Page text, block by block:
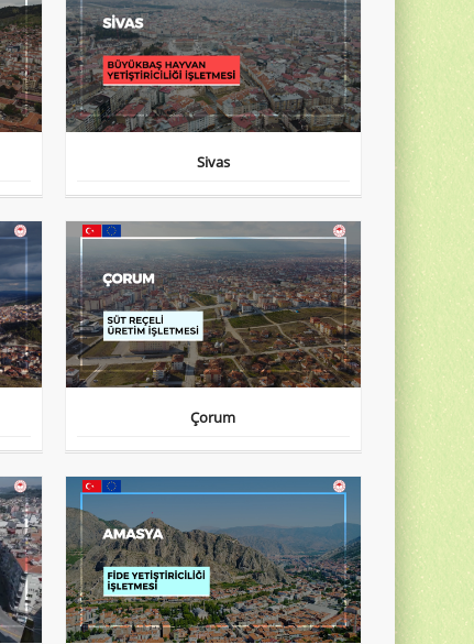
Sivas
Çorum